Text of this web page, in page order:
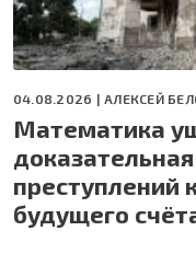
04.08.2026 | АЛЕКСЕЙ
Математика
преступлений
будущего